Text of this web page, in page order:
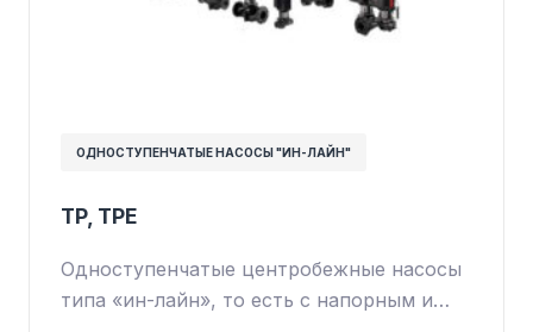
ОДНОСТУПЕНЧАТЫЕ НАСОСЫ "ИН-ЛАЙН"
TP, TPE
Одноступенчатые центробежные насосы
типа «ин-лайн», то есть с напорным и…